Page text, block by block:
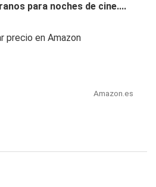
para noches de cine....
precio en Amazon
Amazon.es